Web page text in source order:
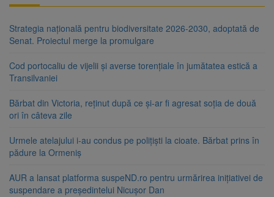
Strategia națională pentru biodiversitate 2026-2030, adoptată de
Senat. Proiectul merge la promulgare
Cod portocaliu de vijelii și averse torențiale în jumătatea estică a
Transilvaniei
Bărbat din Victoria, reținut după ce și-ar fi agresat soția de două
ori în câteva zile
Urmele atelajului i-au condus pe polițiști la cioate. Bărbat prins în
pădure la Ormeniș
AUR a lansat platforma suspeND.ro pentru urmărirea inițiativei de
suspendare a președintelui Nicușor Dan